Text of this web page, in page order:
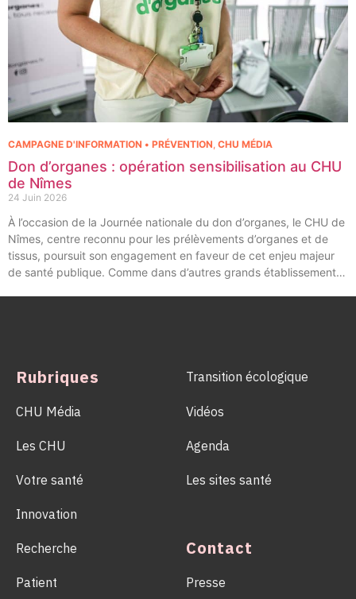
Don d’organes : opération sensibilisation au CHU
de Nîmes
24 Juin 2026
CAMPAGNE D'INFORMATION • PRÉVENTION, CHU MÉDIA
À l’occasion de la Journée nationale du don d’organes, le CHU de
Nîmes, centre reconnu pour les prélèvements d’organes et de
tissus, poursuit son engagement en faveur de cet enjeu majeur
de santé publique. Comme dans d’autres grands établissements
Rubriques
CHU Média
Les CHU
Votre santé
Innovation
Recherche
Patient
Transition écologique
Vidéos
Agenda
Les sites santé
Contact
Presse